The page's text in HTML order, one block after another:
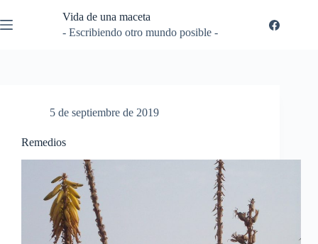
al
contenido
Vida de una maceta
- Escribiendo otro mundo posible -
5 de septiembre de 2019
Remedios